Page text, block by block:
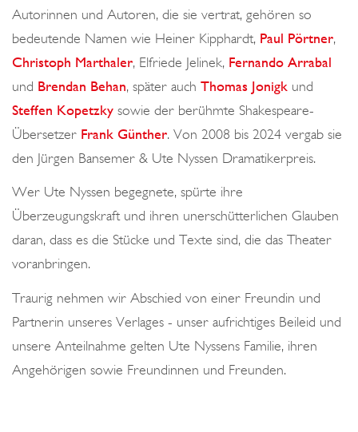
Autorinnen und Autoren, die sie vertrat, gehören so
bedeutende Namen wie Heiner Kipphardt, Paul Pörtner,
Christoph Marthaler, Elfriede Jelinek, Fernando Arrabal
und Brendan Behan, später auch Thomas Jonigk und
Steffen Kopetzky sowie der berühmte Shakespeare-
Übersetzer Frank Günther. Von 2008 bis 2024 vergab sie
den Jürgen Bansemer & Ute Nyssen Dramatikerpreis.
Wer Ute Nyssen begegnete, spürte ihre
Überzeugungskraft und ihren unerschütterlichen Glauben
daran, dass es die Stücke und Texte sind, die das Theater
voranbringen.
Traurig nehmen wir Abschied von einer Freundin und
Partnerin unseres Verlages - unser aufrichtiges Beileid und
unsere Anteilnahme gelten Ute Nyssens Familie, ihren
Angehörigen sowie Freundinnen und Freunden.